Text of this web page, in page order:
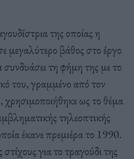
της οποίας η
μεγαλύτερο βάθος στο έργο
συνδυάσει τη φήμη της με το
του, γραμμένο από τον
ως το θέμα
τηλεοπτικής
έκανε πρεμιέρα το 1990.
για το τραγούδι της